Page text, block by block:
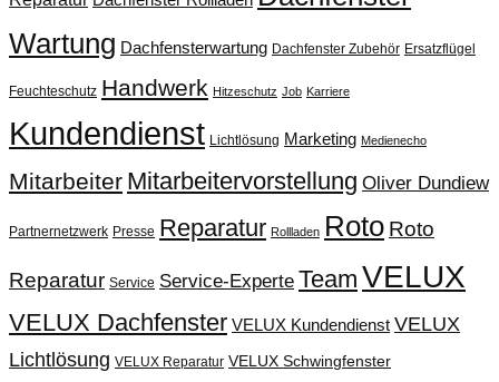
Wartung Dachfensterwartung Dachfenster Zubehör Ersatzflügel
Feuchteschutz Handwerk Hitzeschutz Job Karriere
Kundendienst Lichtlösung Marketing Medienecho
Mitarbeiter Mitarbeitervorstellung Oliver Dundiew
Partnernetzwerk Presse Reparatur Rollladen Roto Roto
Reparatur Service Service-Experte Team VELUX
VELUX Dachfenster VELUX Kundendienst VELUX
Lichtlösung VELUX Reparatur VELUX Schwingfenster